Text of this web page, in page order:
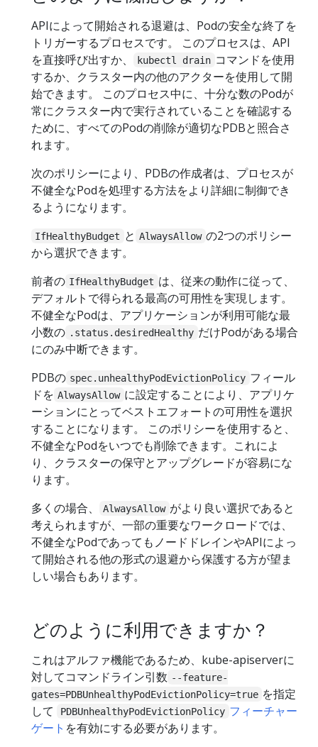
APIによって開始される退避は、Podの安全な終了を
トリガーするプロセスです。 このプロセスは、API
を直接呼び出すか、
kubectl drain コマンドを使用
するか、クラスター内の他のアクターを使用して開
始できます。 このプロセス中に、十分な数のPodが
常にクラスター内で実行されていることを確認する
ために、すべてのPodの削除が適切なPDBと照合さ
れます。
次のポリシーにより、PDBの作成者は、プロセスが
不健全なPodを処理する方法をより詳細に制御でき
るようになります。
IfHealthyBudget と AlwaysAllow の2つのポリシー
から選択できます。
前者の IfHealthyBudget は、従来の動作に従って、
デフォルトで得られる最高の可用性を実現します。
不健全なPodは、アプリケーションが利用可能な最
小数の .status.desiredHealthy だけPodがある場合
にのみ中断できます。
PDBの spec.unhealthyPodEvictionPolicy フィール
ドを AlwaysAllow に設定することにより、アプリケ
ーションにとってベストエフォートの可用性を選択
することになります。 このポリシーを使用すると、
不健全なPodをいつでも削除できます。これによ
り、クラスターの保守とアップグレードが容易にな
ります。
多くの場合、
AlwaysAllow がより良い選択であると
考えられますが、一部の重要なワークロードでは、
不健全なPodであってもノードドレインやAPIによっ
て開始される他の形式の退避から保護する方が望ま
しい場合もあります。
どのように利用できますか？
これはアルファ機能であるため、kube-apiserverに
対してコマンドライン引数 --feature-
gates=PDBUnhealthyPodEvictionPolicy=true を指定
して
PDBUnhealthyPodEvictionPolicy フィーチャー
ゲート を有効にする必要があります。